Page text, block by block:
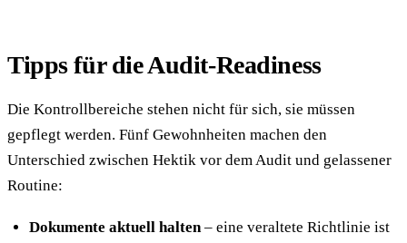
Tipps für die Audit-Readiness
Die Kontrollbereiche stehen nicht für sich, sie müssen
gepflegt werden. Fünf Gewohnheiten machen den
Unterschied zwischen Hektik vor dem Audit und gelassener
Routine:
Dokumente aktuell halten– eine veraltete Richtlinie ist